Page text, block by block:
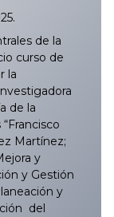
de la
curso de
la
de la
Martínez;
y
y Gestión
y
del